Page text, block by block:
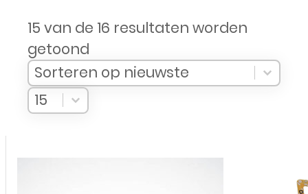
15 van de 16 resultaten worden
getoond
Sort Products
Sort content
Sorteren op nieuwste
Sort content
Select number per page
15
Select number per page